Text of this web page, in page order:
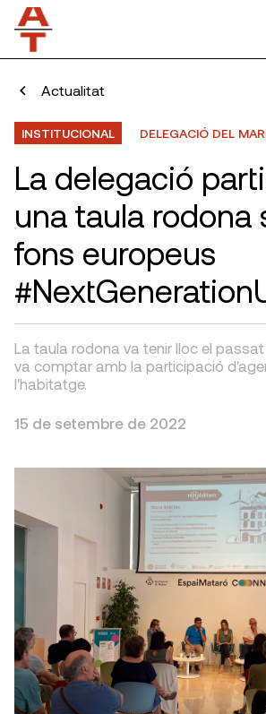
Actualitat
INSTITUCIONAL DELEGACIÓ DEL
La delegació
una taula rodona
fons europeus
La taula rodona va tenir lloc el passat
va comptar amb la participació
l'habitatge.
15 de setembre de 2022